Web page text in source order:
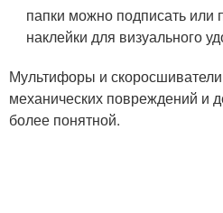
папки можно подписать или
наклейки для визуального
Мультифоры и
механических повреждений и
более понятной.